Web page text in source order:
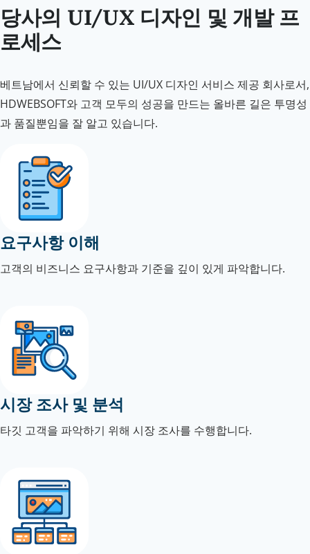
당사의 UI/UX 디자인 및 개발 프
로세스
베트남에서 신뢰할 수 있는 UI/UX 디자인 서비스 제공 회사로서,
HDWEBSOFT와 고객 모두의 성공을 만드는 올바른 길은 투명성
과 품질뿐임을 잘 알고 있습니다.
요구사항 이해
고객의 비즈니스 요구사항과 기준을 깊이 있게 파악합니다.
시장 조사 및 분석
타깃 고객을 파악하기 위해 시장 조사를 수행합니다.